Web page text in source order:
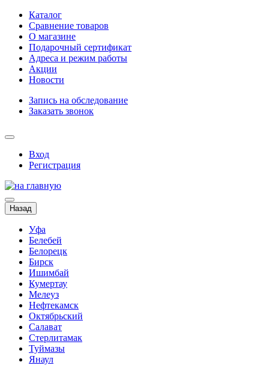
Каталог
Сравнение товаров
О магазине
Подарочный сертификат
Адреса и режим работы
Акции
Новости
Запись на обследование
Заказать звонок
Вход
Регистрация
Назад
Уфа
Белебей
Белорецк
Бирск
Ишимбай
Кумертау
Мелеуз
Нефтекамск
Октябрьский
Салават
Стерлитамак
Туймазы
Янаул